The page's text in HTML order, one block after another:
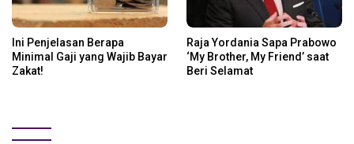
Ini Penjelasan Berapa
Minimal Gaji yang Wajib Bayar
Zakat!
Raja Yordania Sapa Prabowo
‘My Brother, My Friend’ saat
Beri Selamat